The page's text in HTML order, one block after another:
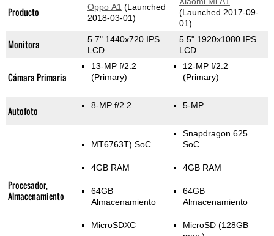
Producto Oppo A1 (Launched
2018-03-01)
(Launched 2017-09-
01)
Monitora
5.7" 1440x720 IPS
LCD
5.5" 1920x1080 IPS
LCD
Cámara Primaria
13-MP f/2.2
(Primary)
12-MP f/2.2
(Primary)
Autofoto 8-MP f/2.2 5-MP
Procesador,
Almacenamiento
MT6763T) SoC
4GB RAM
64GB
Almacenamiento
MicroSDXC
Snapdragon 625
SoC
4GB RAM
64GB
Almacenamiento
MicroSD (128GB